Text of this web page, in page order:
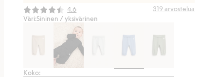
Ei Newbie. Ostaessasi 2 tuotetta tai enemmän. Voimassa 3-
16.8. asti myymälässä ja verkossa. Ei voi yhdistää muihin
alennuksiin tai tarjouksiin.
Keskimääräinen luokitus:
4.6 319 arvostelua
Väri:Sininen / yksivärinen
Koko: